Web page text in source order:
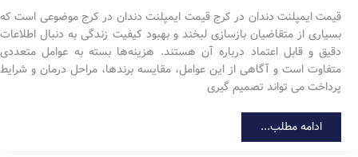
قیمت ایمپلنت دندان در کرج قیمت ایمپلنت دندان در کرج موضوعی است که
بسیاری از متقاضیان بازسازی لبخند و بهبود کیفیت زندگی به دنبال اطلاعات
دقیق و قابل اعتماد درباره آن هستند. هزینه‌ها بسته به عوامل متعددی
متفاوت است و آگاهی از این عوامل، مقایسه برندها، مراحل درمان و شرایط
پرداخت می تواند تصمیم گیری
قیمت
دندان
ادامه مطلب...